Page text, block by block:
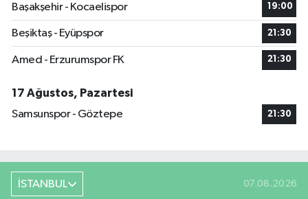
Başakşehir - Kocaelispor
19:00
Beşiktaş - Eyüpspor 21:30
Amed - Erzurumspor FK 21:30
17 Ağustos, Pazartesi
Samsunspor - Göztepe
21:30
İSTANBUL 07.08.2026